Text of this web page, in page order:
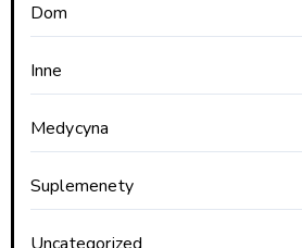
Dom
Inne
Medycyna
Suplemenety